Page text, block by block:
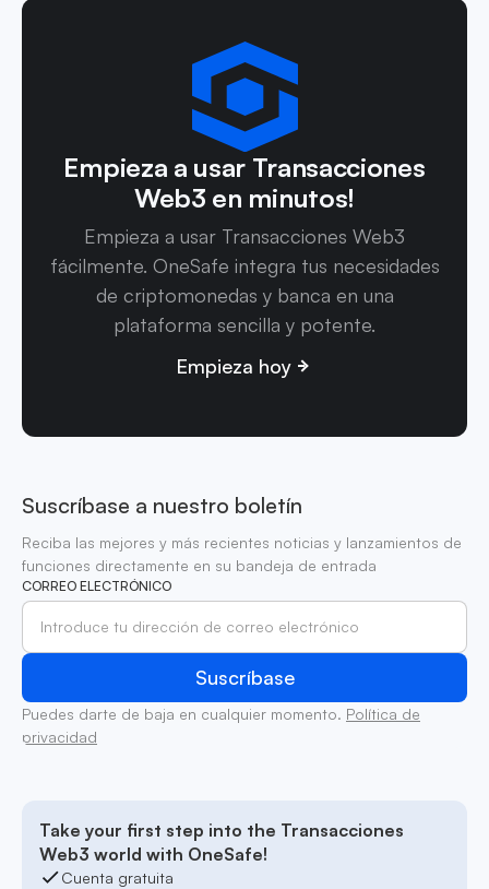
Empieza a usar Transacciones
Web3 en minutos!
Empieza a usar Transacciones Web3
fácilmente. OneSafe integra tus necesidades
de criptomonedas y banca en una
plataforma sencilla y potente.
Empieza hoy
Suscríbase a nuestro boletín
Reciba las mejores y más recientes noticias y lanzamientos de
funciones directamente en su bandeja de entrada
CORREO ELECTRÓNICO
Puedes darte de baja en cualquier momento. Política de
privacidad
Take your first step into the Transacciones
Web3 world with OneSafe!
Cuenta gratuita